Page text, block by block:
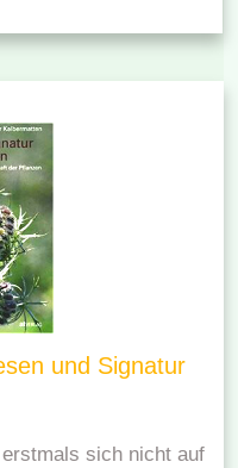
und Signatur
sich nicht auf